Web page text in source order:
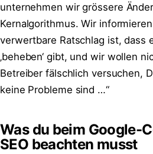
unternehmen wir grössere
Kernalgorithmus. Wir
verwertbare Ratschlag ist, dass
‚beheben‘ gibt, und wir wollen
Betreiber fälschlich versuchen,
keine Probleme sind …“
Was du beim Google-
SEO beachten musst